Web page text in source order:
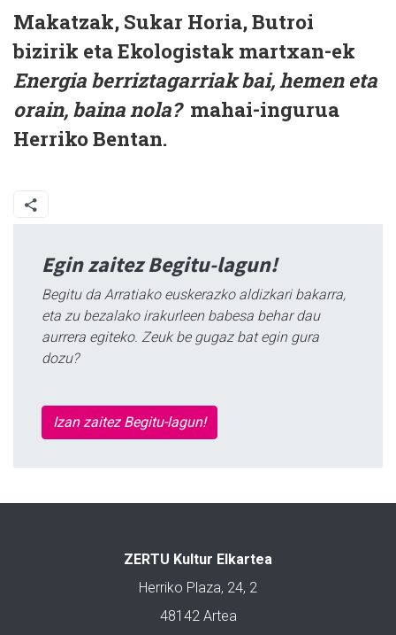
Makatzak, Sukar Horia, Butroi
bizirik eta Ekologistak martxan-ek
Energia berriztagarriak bai, hemen eta
orain, baina nola?mahai-ingurua
Herriko Bentan.
Egin zaitez Begitu-lagun!
Begitu da Arratiako euskerazko aldizkari bakarra,
eta zu bezalako irakurleen babesa behar dau
aurrera egiteko. Zeuk be gugaz bat egin gura
dozu?
Izan zaitez Begitu-lagun!
ZERTU Kultur Elkartea
Herriko Plaza, 24, 2
48142 Artea